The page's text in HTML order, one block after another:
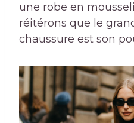
une robe en
réitérons que le
chaussure est son